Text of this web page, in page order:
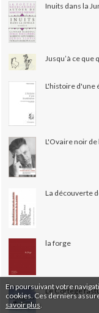
En poursuivant votre
cookies. Ces derniers
savoir plus
Inuits dans la
Jusqu’à ce que
L'histoire d'une
L'Ovaire noir de
La découverte
la forge
Le Cortège